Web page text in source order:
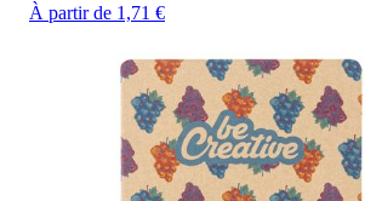
À partir de 1,71 €